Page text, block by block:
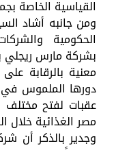
القياسية الخاصة
ومن جانبه أشاد
الحكومية
بشركة مارس ريجلي
معنية بالرقابة
دورها الملموس في
عقبات لفتح مختلف
مصر الغذائية خلال
وجدير بالذكر أن